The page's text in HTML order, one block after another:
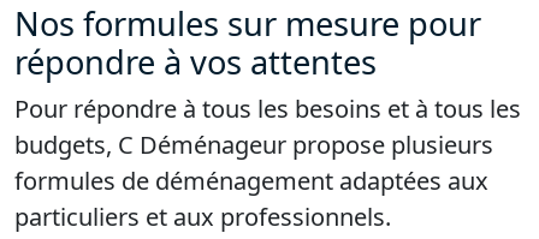
Nos formules sur mesure pour
répondre à vos attentes
Pour répondre à tous les besoins et à tous les
budgets, C Déménageur propose plusieurs
formules de déménagement adaptées aux
particuliers et aux professionnels.